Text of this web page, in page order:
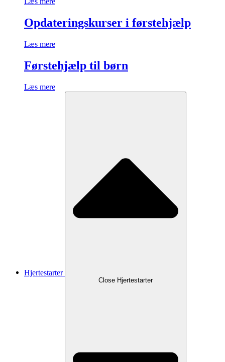
Opdateringskurser i førstehjælp
Læs mere
Førstehjælp til børn
Læs mere
Hjertestarter
Close Hjertestarter